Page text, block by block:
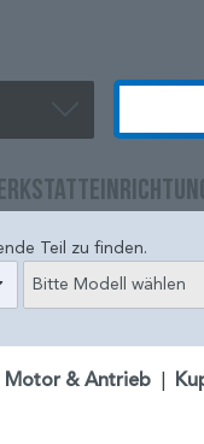
Teil zu finden.
Bitte Modell wählen
Motor & Antrieb